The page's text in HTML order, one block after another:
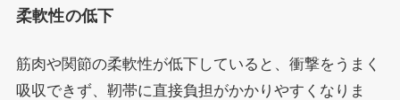
柔軟性の低下
筋肉や関節の柔軟性が低下していると、衝撃をうまく
吸収できず、靭帯に直接負担がかかりやすくなりま